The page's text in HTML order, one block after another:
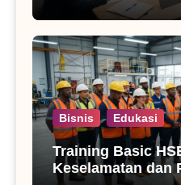
Bisnis Edukasi
Training Basic
Keselamatan dan